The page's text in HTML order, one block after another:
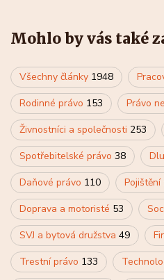
Mohlo by vás také
Všechny články 1948
Rodinné právo 153 Právo
Živnostníci a společnosti 253
Spotřebitelské právo 38
Daňové právo 110
Doprava a motoristé 53
SVJ a bytová družstva 49
Trestní právo 133